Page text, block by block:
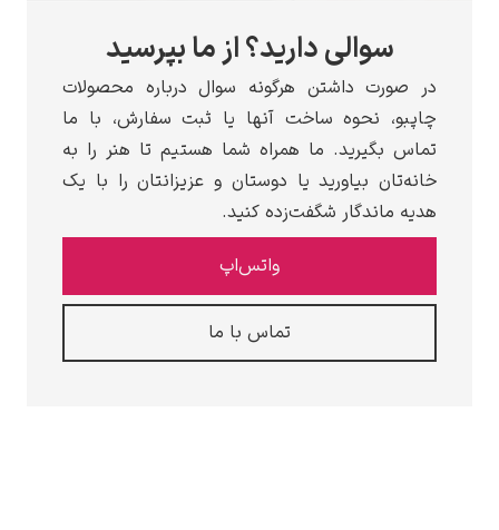
سوالی دارید؟ از ما بپرسید
در صورت داشتن هرگونه سوال درباره محصولات
چاپبو، نحوه ساخت آنها یا ثبت سفارش، با ما
تماس بگیرید. ما همراه شما هستیم تا هنر را به
خانه‌تان بیاورید یا دوستان و عزیزانتان را با یک
هدیه ماندگار شگفت‌زده کنید.
واتس‌اپ
تماس با ما